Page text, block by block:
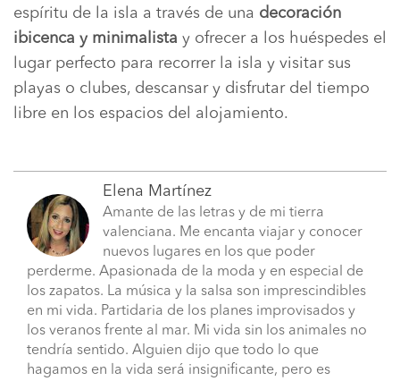
espíritu de la isla a través de una decoración
ibicenca y minimalista y ofrecer a los huéspedes el
lugar perfecto para recorrer la isla y visitar sus
playas o clubes, descansar y disfrutar del tiempo
libre en los espacios del alojamiento.
Elena Martínez
Amante de las letras y de mi tierra
valenciana. Me encanta viajar y conocer
nuevos lugares en los que poder
perderme. Apasionada de la moda y en especial de
los zapatos. La música y la salsa son imprescindibles
en mi vida. Partidaria de los planes improvisados y
los veranos frente al mar. Mi vida sin los animales no
tendría sentido. Alguien dijo que todo lo que
hagamos en la vida será insignificante, pero es